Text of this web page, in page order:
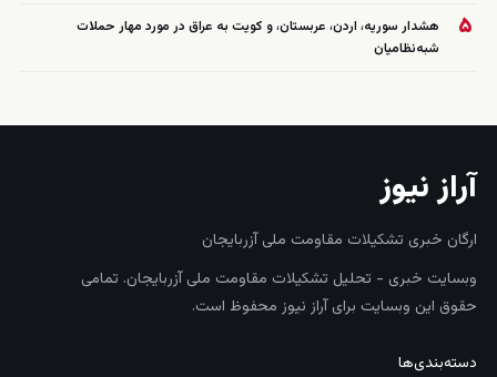
۵
هشدار سوریه، اردن، عربستان، و کویت به عراق در مورد مهار حملات
شبه‌نظامیان
آراز نیوز
ارگان خبری تشکیلات مقاومت ملی آزربایجان
وبسایت خبری - تحلیل تشکیلات مقاومت ملی آزربایجان. تمامی
حقوق این وبسایت برای آراز نیوز محفوظ است.
دسته‌بندی‌ها